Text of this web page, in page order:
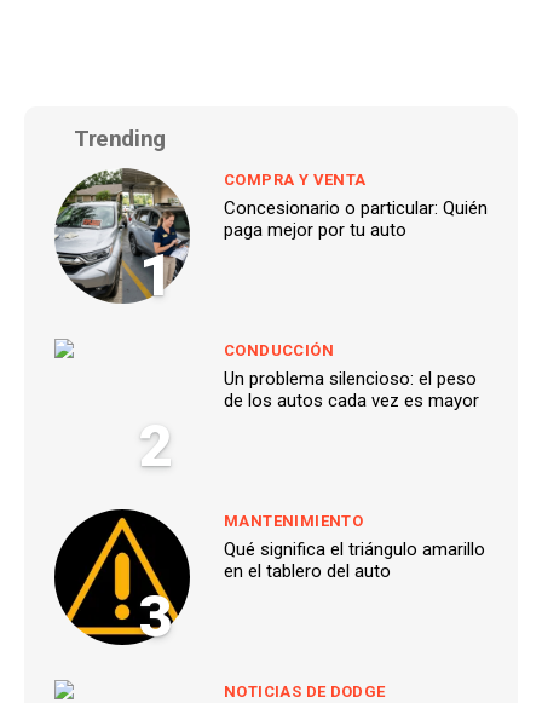
Trending
1
COMPRA Y VENTA
Concesionario o particular: Quién
paga mejor por tu auto
2
CONDUCCIÓN
Un problema silencioso: el peso
de los autos cada vez es mayor
3
MANTENIMIENTO
Qué significa el triángulo amarillo
en el tablero del auto
NOTICIAS DE DODGE